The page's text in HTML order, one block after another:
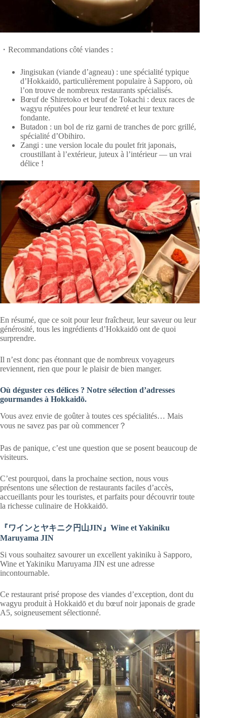
・Recommandations côté viandes :
Jingisukan (viande d’agneau) : une spécialité typique
d’Hokkaidō, particulièrement populaire à Sapporo, où
l’on trouve de nombreux restaurants spécialisés.
Bœuf de Shiretoko et bœuf de Tokachi : deux races de
wagyu réputées pour leur tendreté et leur texture
fondante.
Butadon : un bol de riz garni de tranches de porc grillé,
spécialité d’Obihiro.
Zangi : une version locale du poulet frit japonais,
croustillant à l’extérieur, juteux à l’intérieur — un vrai
délice !
En résumé, que ce soit pour leur fraîcheur, leur saveur ou leur
générosité, tous les ingrédients d’Hokkaidō ont de quoi
surprendre.
Il n’est donc pas étonnant que de nombreux voyageurs
reviennent, rien que pour le plaisir de bien manger.
Où déguster ces délices ? Notre sélection d’adresses
gourmandes à Hokkaidō.
Vous avez envie de goûter à toutes ces spécialités… Mais
vous ne savez pas par où commencer？
Pas de panique, c’est une question que se posent beaucoup de
visiteurs.
C’est pourquoi, dans la prochaine section, nous vous
présentons une sélection de restaurants faciles d’accès,
accueillants pour les touristes, et parfaits pour découvrir toute
la richesse culinaire de Hokkaidō.
『ワインとヤキニク円山JIN』Wine et Yakiniku
Maruyama JIN
Si vous souhaitez savourer un excellent yakiniku à Sapporo,
Wine et Yakiniku Maruyama JIN est une adresse
incontournable.
Ce restaurant prisé propose des viandes d’exception, dont du
wagyu produit à Hokkaidō et du bœuf noir japonais de grade
A5, soigneusement sélectionné.